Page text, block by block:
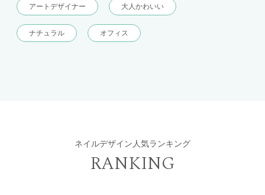
アートデザイナー 大人かわいい
ナチュラル オフィス
ネイルデザイン人気ランキング
RANKING